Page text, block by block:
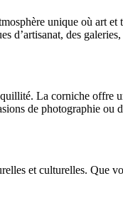
unique où art
des
La corniche
de photographie ou
et culturelles. Que